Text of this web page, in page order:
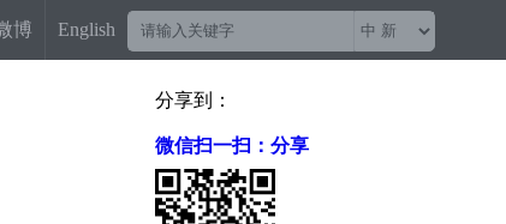
博 English
分享到：
微信扫一扫：分享